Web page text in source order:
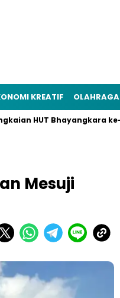
KREATIF OLAHRAGA
Bhayangkara ke-78
Mesuji